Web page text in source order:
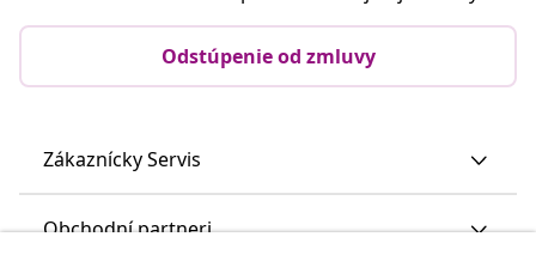
Odstúpenie od zmluvy
Zákaznícky Servis
Obchodní partneri